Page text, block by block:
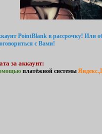
PointBlank в рассрочку! Или
с Вами!
за аккаунт:
платёжной системы